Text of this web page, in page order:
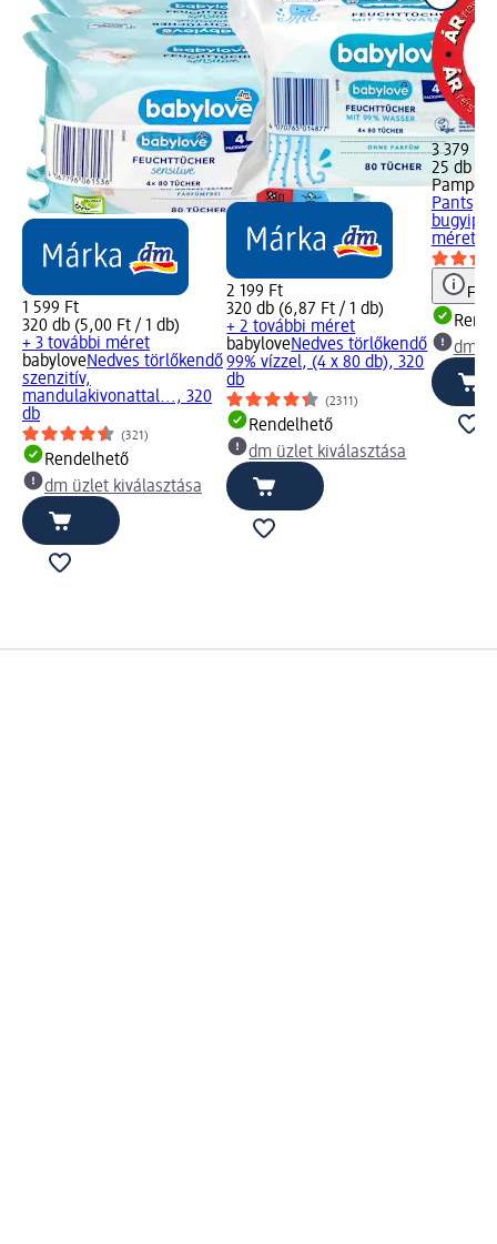
1 599 Ft
320 db (5,00 Ft / 1 db)
+ 3 további méret
babyloveNedves törlőkendő
szenzitív,
mandulakivonattal..., 320
db
(321)
Rendelhető
dm üzlet kiválasztása
2 199 Ft
320 db (6,87 Ft / 1 db)
+ 2 további méret
babyloveNedves törlőkendő
99% vízzel, (4 x 80 db), 320
db
(2311)
Rendelhető
dm üzlet kiválasztása
3 379 Ft
25 db
Pants,
dm